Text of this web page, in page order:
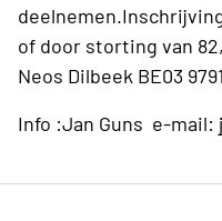
of door storting van
Neos Dilbeek BE03
Info :Jan Guns e-mail: